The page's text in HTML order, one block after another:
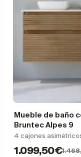
Mueble de baño
Bruntec Alpes 9
4 cajones
1.099,50€